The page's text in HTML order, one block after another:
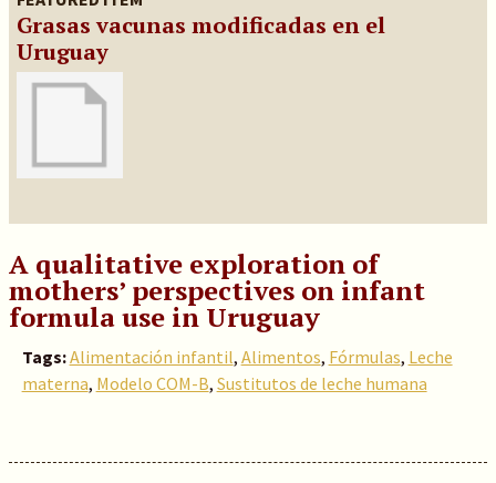
Grasas vacunas modificadas en el
Uruguay
A qualitative exploration of
mothers’ perspectives on infant
formula use in Uruguay
Tags:Alimentación infantil, Alimentos, Fórmulas, Leche
materna, Modelo COM-B, Sustitutos de leche humana